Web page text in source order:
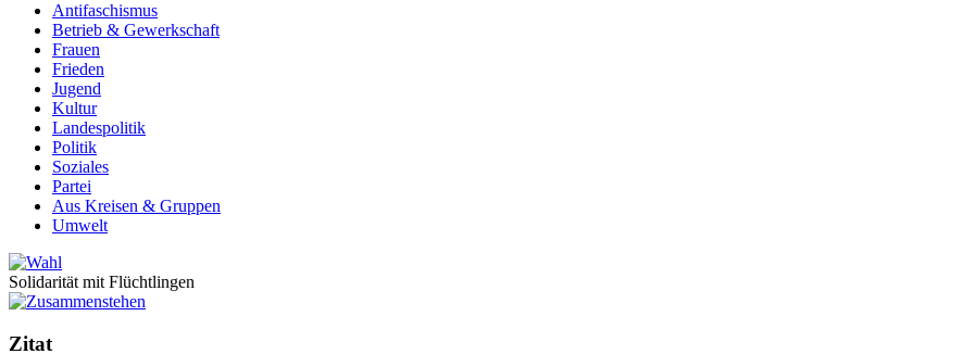
Antifaschismus
Betrieb & Gewerkschaft
Frauen
Frieden
Jugend
Kultur
Landespolitik
Politik
Soziales
Partei
Aus Kreisen & Gruppen
Umwelt
Solidarität mit Flüchtlingen
Zitat